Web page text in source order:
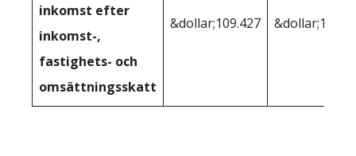
inkomst efter
inkomst-,
fastighets- och
omsättningsskatt
&dollar;109.427